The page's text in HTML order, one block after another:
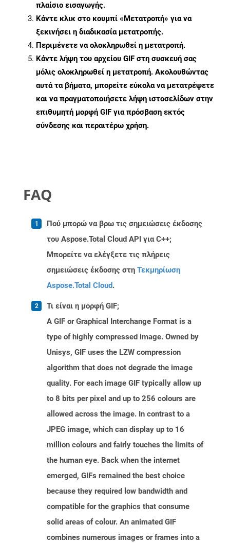
πλαίσιο εισαγωγής.
Κάντε κλικ στο κουμπί «Μετατροπή» για να
ξεκινήσει η διαδικασία μετατροπής.
Περιμένετε να ολοκληρωθεί η μετατροπή.
Κάντε λήψη του αρχείου GIF στη συσκευή σας
μόλις ολοκληρωθεί η μετατροπή. Ακολουθώντας
αυτά τα βήματα, μπορείτε εύκολα να μετατρέψετε
και να πραγματοποιήσετε λήψη ιστοσελίδων στην
επιθυμητή μορφή GIF για πρόσβαση εκτός
σύνδεσης και περαιτέρω χρήση.
FAQ
Πού μπορώ να βρω τις σημειώσεις έκδοσης
του Aspose.Total Cloud API για C++;
Μπορείτε να ελέγξετε τις πλήρεις
σημειώσεις έκδοσης στη Τεκμηρίωση
Aspose.Total Cloud.
Τι είναι η μορφή GIF;
A GIF or Graphical Interchange Format is a
type of highly compressed image. Owned by
Unisys, GIF uses the LZW compression
algorithm that does not degrade the image
quality. For each image GIF typically allow up
to 8 bits per pixel and up to 256 colours are
allowed across the image. In contrast to a
JPEG image, which can display up to 16
million colours and fairly touches the limits of
the human eye. Back when the internet
emerged, GIFs remained the best choice
because they required low bandwidth and
compatible for the graphics that consume
solid areas of colour. An animated GIF
combines numerous images or frames into a